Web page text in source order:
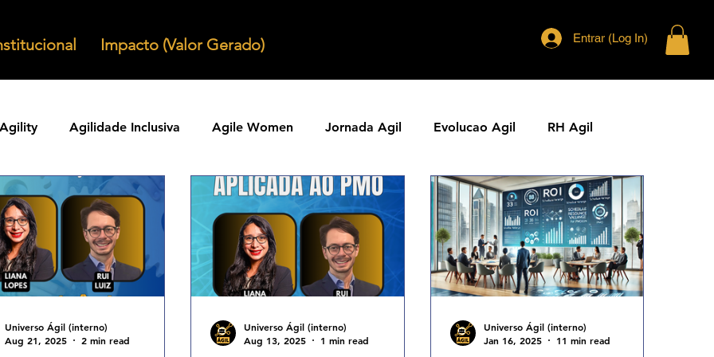
Impacto (Valor Gerado) Entrar (Log In)
Agilidade Inclusiva Agile Women Jornada Agil Evolucao Agil RH Agil
em Produtos Organizacoes Ageis Parcerias Ageis Jornal Agil Lideranca Agil
Ageis Agilidade Em Escala Learning Agility Comunidades Ageis Gestao Agil
Ageis Transformacao Agil Metricas KPIs Ageis
Universo Ágil (interno)
Aug 21, 2025
2 min read
Universo Ágil (interno)
Aug 13, 2025
1 min read
Universo Ágil (interno)
Jan 16, 2025
11 min read